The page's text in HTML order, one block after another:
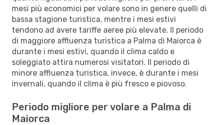
mesi più economici per volare sono in genere quelli di
bassa stagione turistica, mentre i mesi estivi
tendono ad avere tariffe aeree più elevate. Il periodo
di maggiore affluenza turistica a Palma di Maiorca è
durante i mesi estivi, quando il clima caldo e
soleggiato attira numerosi visitatori. Il periodo di
minore affluenza turistica, invece, è durante i mesi
invernali, quando il clima è più fresco e piovoso.
Periodo migliore per volare a Palma di
Maiorca